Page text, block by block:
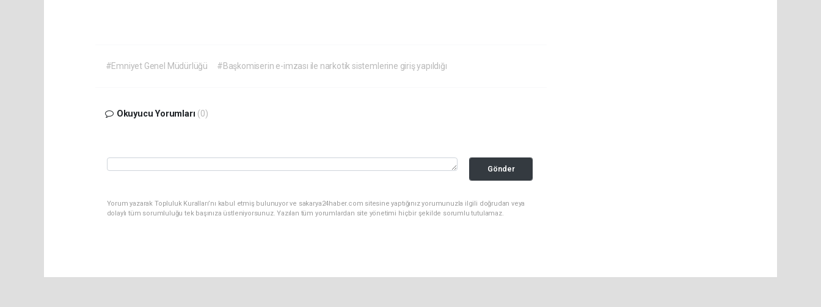
#Emniyet Genel Müdürlüğü #Başkomiserin e-imzası ile narkotik sistemlerine giriş yapıldığı
Okuyucu Yorumları (0)
Gönder
Yorum yazarak Topluluk Kuralları’nı kabul etmiş bulunuyor ve sakarya24haber.com sitesine yaptığınız yorumunuzla ilgili doğrudan veya
dolaylı tüm sorumluluğu tek başınıza üstleniyorsunuz. Yazılan tüm yorumlardan site yönetimi hiçbir şekilde sorumlu tutulamaz.